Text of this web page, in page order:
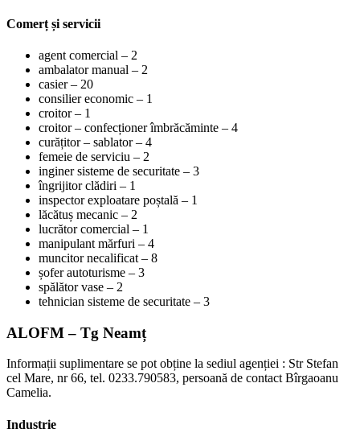
Comerț și servicii
agent comercial – 2
ambalator manual – 2
casier – 20
consilier economic – 1
croitor – 1
croitor – confecționer îmbrăcăminte – 4
curățitor – sablator – 4
femeie de serviciu – 2
inginer sisteme de securitate – 3
îngrijitor clădiri – 1
inspector exploatare poștală – 1
lăcătuș mecanic – 2
lucrător comercial – 1
manipulant mărfuri – 4
muncitor necalificat – 8
șofer autoturisme – 3
spălător vase – 2
tehnician sisteme de securitate – 3
ALOFM – Tg Neamț
Informații suplimentare se pot obține la sediul agenției : Str Stefan
cel Mare, nr 66, tel. 0233.790583, persoană de contact Bîrgaoanu
Camelia.
Industrie